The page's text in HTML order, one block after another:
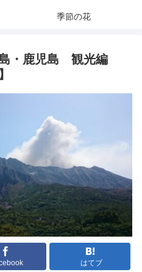
季節の花
・鹿児島 観光編
はてブ